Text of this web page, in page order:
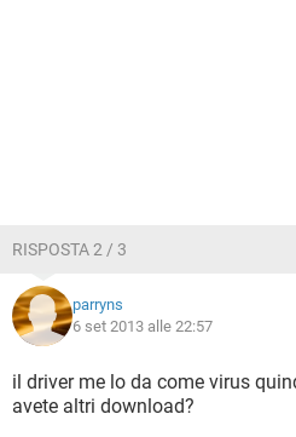
RISPOSTA 2 / 3
parryns
6 set 2013 alle 22:57
il driver me lo da come virus
avete altri download?